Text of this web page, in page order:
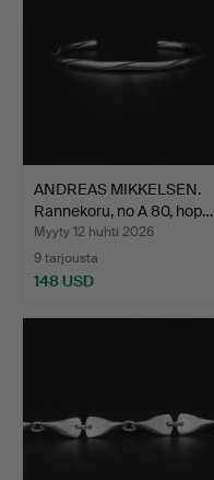
ANDREAS MIKKELSEN.
Rannekoru, no A 80, hop…
Myyty 12 huhti 2026
9 tarjousta
148 USD